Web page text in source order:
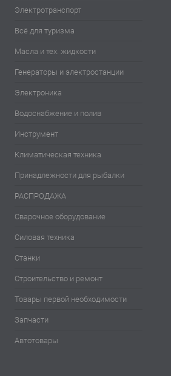
Электротранспорт
Всё для туризма
Масла и тех. жидкости
Генераторы и электростанции
Электроника
Водоснабжение и полив
Инструмент
Климатическая техника
Принадлежности для рыбалки
РАСПРОДАЖА
Сварочное оборудование
Силовая техника
Станки
Строительство и ремонт
Товары первой необходимости
Запчасти
Автотовары